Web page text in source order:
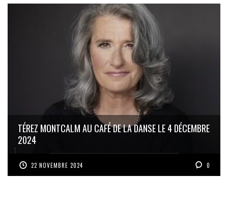
TÉREZ MONTCALM AU CAFÉ DE LA DANSE LE 4 DÉCEMBRE
2024
22 NOVEMBRE 2024 0